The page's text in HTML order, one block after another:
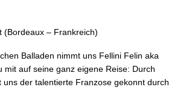
(Bordeaux – Frankreich)
Balladen nimmt uns Fellini Felin aka
mit auf seine ganz eigene Reise: Durch
uns der talentierte Franzose gekonnt durch